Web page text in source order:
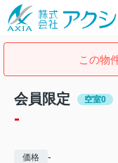
この物
会員限定 空室0
-
価格 -